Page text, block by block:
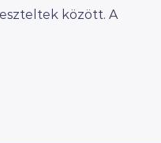
között. A